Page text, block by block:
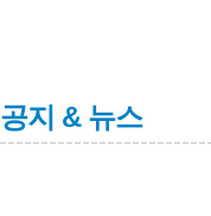
공지 & 뉴스